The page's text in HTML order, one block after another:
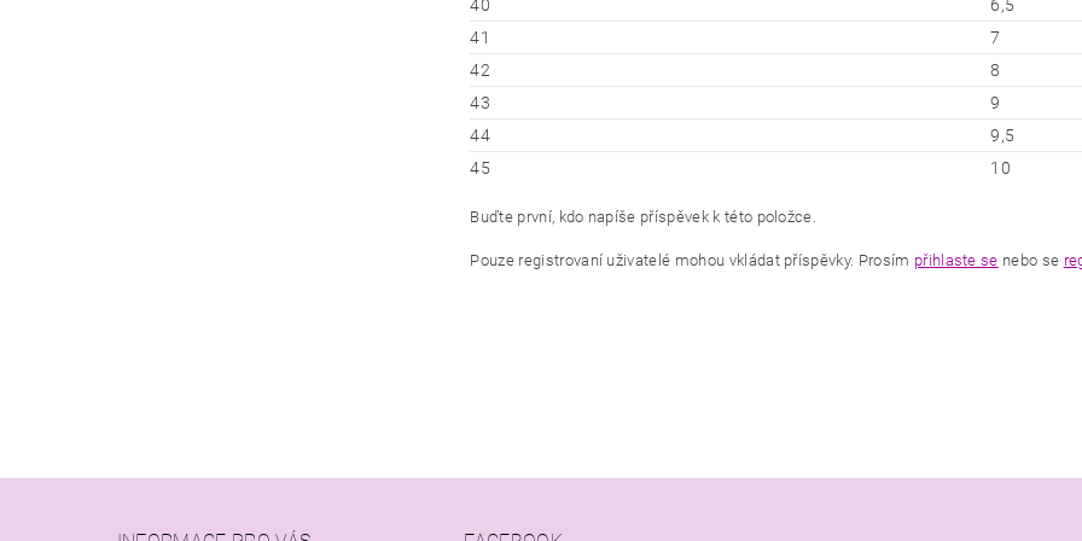
40
6,5
41
7
42
8
43
9
44
9,5
45
10
Buďte první, kdo napíše příspěvek k této položce.
Pouze registrovaní uživatelé mohou vkládat příspěvky. Prosím přihlaste se nebo se